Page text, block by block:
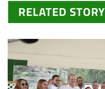
RELATED STORY